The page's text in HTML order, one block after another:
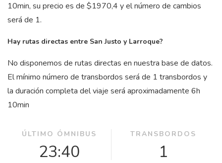
10min, su precio es de $1970,4 y el número de cambios
será de 1.
Hay rutas directas entre San Justo y Larroque?
No disponemos de rutas directas en nuestra base de datos.
El mínimo número de transbordos será de 1 transbordos y
la duración completa del viaje será aproximadamente 6h
10min
ÚLTIMO ÓMNIBUS
23:40
TRANSBORDOS
1